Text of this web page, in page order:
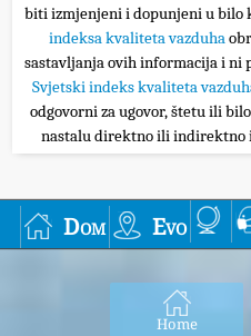
biti izmjenjeni i dopunjeni u bilo
indeksa kvaliteta vazduha
sastavljanja ovih informacija i ni
Svjetski indeks kvaliteta
odgovorni za ugovor, štetu ili
nastalu direktno ili indirektno
Dom Evo
Home